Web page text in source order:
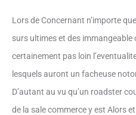
Lors de Concernant n’importe
surs ultimes et des
certainement pas loin
lesquels auront un facheuse
D’autant au vu qu’un roadster
de la sale commerce y est Alors